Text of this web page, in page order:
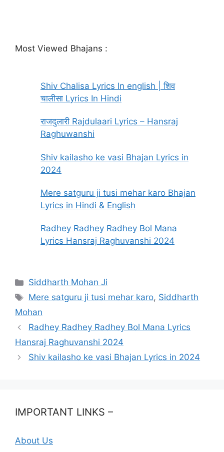
Most Viewed Bhajans :
Shiv Chalisa Lyrics In english | शिव
चालीसा Lyrics In Hindi
राजदुलारी Rajdulaari Lyrics – Hansraj
Raghuwanshi
Shiv kailasho ke vasi Bhajan Lyrics in
2024
Mere satguru ji tusi mehar karo Bhajan
Lyrics in Hindi & English
Radhey Radhey Radhey Bol Mana
Lyrics Hansraj Raghuvanshi 2024
Categories
Siddharth Mohan Ji
Tags
Mere satguru ji tusi mehar karo, Siddharth
Mohan
Radhey Radhey Radhey Bol Mana Lyrics
Hansraj Raghuvanshi 2024
Shiv kailasho ke vasi Bhajan Lyrics in 2024
IMPORTANT LINKS –
About Us